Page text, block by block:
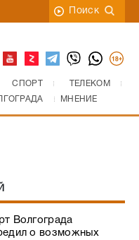
Поиск
СПОРТ
ТЕЛЕКОМ
МНЕНИЕ
Волгограда
о возможных